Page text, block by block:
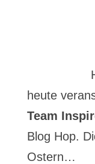
heute
Team
Blog Hop.
Ostern…